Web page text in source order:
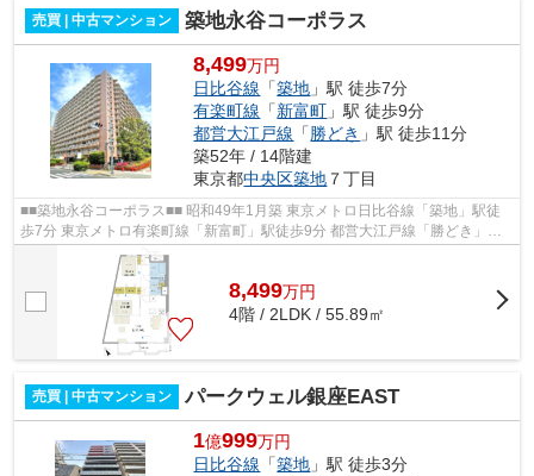
売買 | 中古マンション 築地永谷コーポラス
8,499万円
日比谷線 「築地 」駅 徒歩7分
有楽町線 「新富町 」駅 徒歩9分
都営大江戸線 「勝どき 」駅 徒歩11分
築52年 / 14階建
東京都中央区築地 ７丁目
■■築地永谷コーポラス■■ 昭和49年1月築 東京メトロ日比谷線「築地」駅徒
歩7分 東京メトロ有楽町線「新富町」駅徒歩9分 都営大江戸線「勝どき」駅
徒歩11分 東京メトロ日比谷線、都営...
8,499万円
4階 / 2LDK / 55.89㎡
売買 | 中古マンション パークウェル銀座EAST
1億999万円
日比谷線 「築地 」駅 徒歩3分